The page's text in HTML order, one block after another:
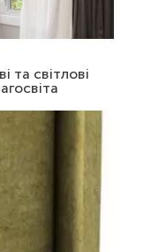
світлові